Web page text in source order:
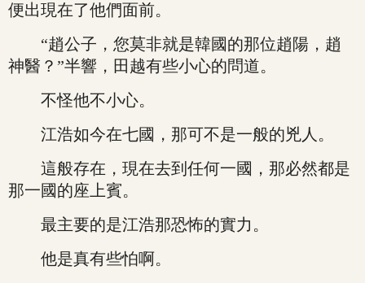
便出現在了他們面前。
“趙公子，您莫非就是韓國的那位趙陽，趙
神醫？”半響，田越有些小心的問道。
不怪他不小心。
江浩如今在七國，那可不是一般的兇人。
這般存在，現在去到任何一國，那必然都是
那一國的座上賓。
最主要的是江浩那恐怖的實力。
他是真有些怕啊。